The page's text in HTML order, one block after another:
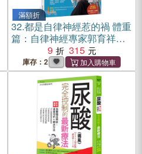
滿額折
32.都是自律神經惹的禍 體重
篇：自律神經專家郭育祥的
健康瘦身必修學分【10周年
增訂版】
9 315
庫存：2